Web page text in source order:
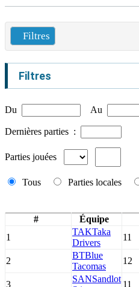
Filtres
Filtres
Du Au
Dernières parties :
Parties jouées
Tous Parties locales
# Équipe
1
TAKTaka
Drivers
11
2
BTBlue
Tacomas
12
3
SANSandlot
11